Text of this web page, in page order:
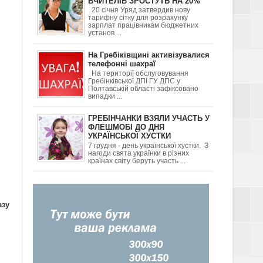
ТА ЯК
20 січня Уряд затвердив нову
тарифну сітку для розрахунку
зарплат працівникам бюджетних
установ ...
На Гребіківщині активізувалися
телефонні шахраї
На території обслуговування
Гребінківської ДПІ ГУ ДПС у
Полтавській області зафіксовано
випадки ...
ГРЕБІНЧАНКИ ВЗЯЛИ УЧАСТЬ У
ФЛЕШМОБІ ДО ДНЯ
УКРАЇНСЬКОЇ ХУСТКИ
7 грудня - день української хустки. З
нагоди свята українки в різних
країнах світу беруть участь ...